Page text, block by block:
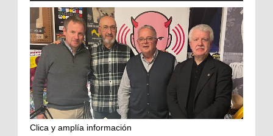
Clica y amplía información